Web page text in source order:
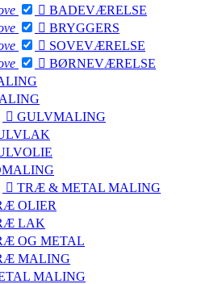
 BADEVÆRELSE
 BRYGGERS
 SOVEVÆRELSE
 BØRNEVÆRELSE
 GULVMALING
 TRÆ & METAL MALING
OLIER
LAK
OG METAL
MALING
MALING